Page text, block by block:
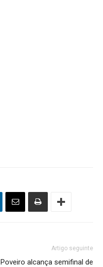
Artigo seguinte
Poveiro alcança semifinal de